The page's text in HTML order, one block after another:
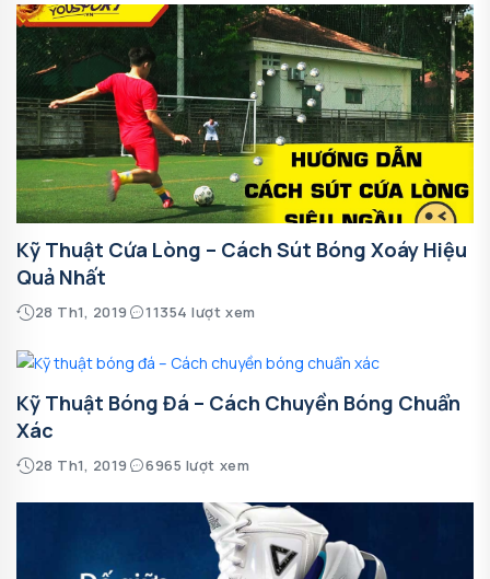
Kỹ Thuật Cứa Lòng – Cách Sút Bóng Xoáy Hiệu
Quả Nhất
28 Th1, 2019 11354 lượt xem
Kỹ Thuật Bóng Đá – Cách Chuyền Bóng Chuẩn
Xác
28 Th1, 2019 6965 lượt xem